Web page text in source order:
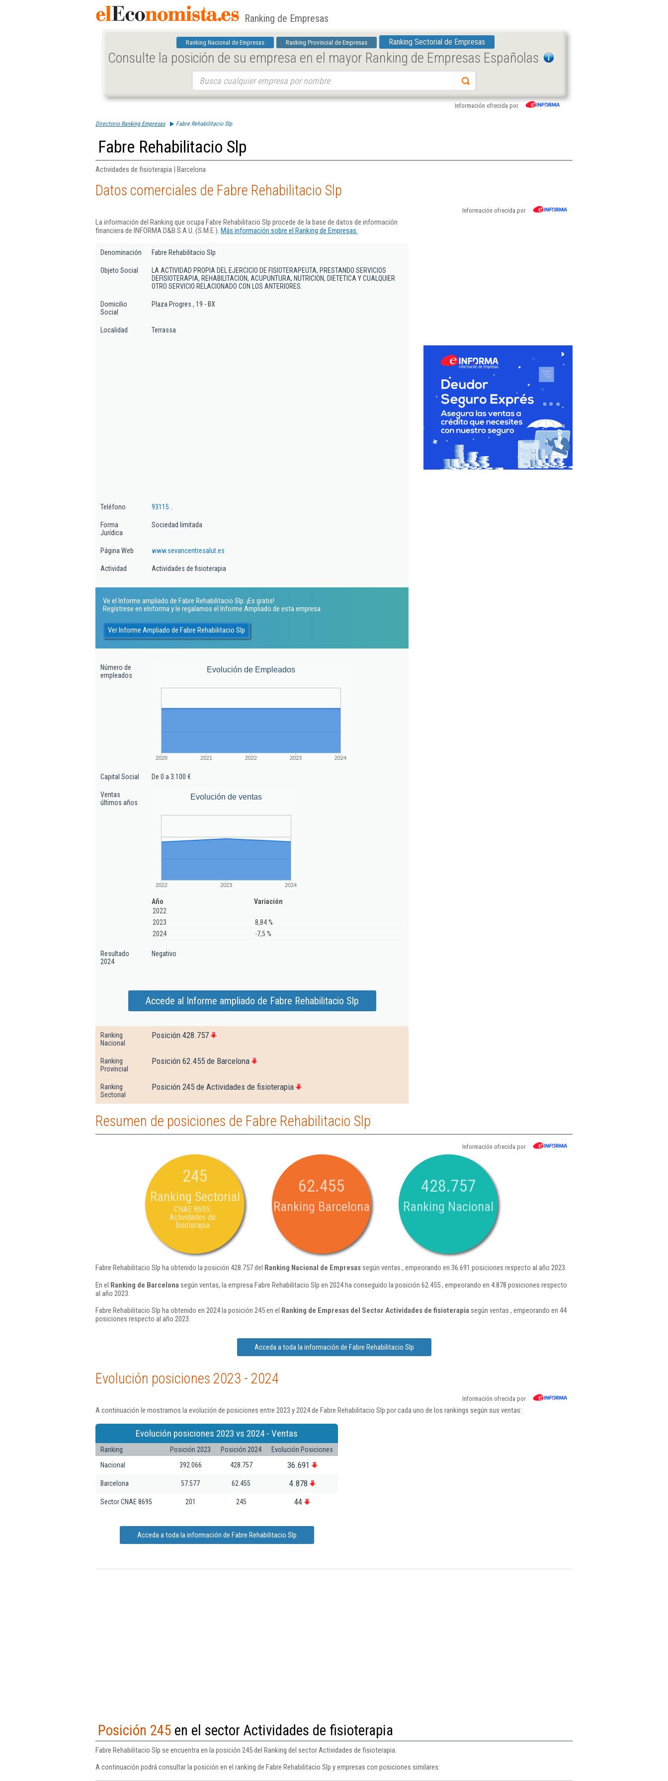
Ranking de Empresas
Ranking Nacional de Empresas Ranking Provincial de Empresas Ranking Sectorial de Empresas
Consulte la posición de su empresa en el mayor Ranking de Empresas Españolas
Información ofrecida por
Directorio Ranking Empresas Fabre Rehabilitacio Slp
Fabre Rehabilitacio Slp
Actividades de fisioterapia | Barcelona
Datos comerciales de Fabre Rehabilitacio Slp
Información ofrecida por
La información del Ranking que ocupa Fabre Rehabilitacio Slp procede de la base de datos de información
financiera de INFORMA D&B S.A.U. (S.M.E.). Más información sobre el Ranking de Empresas.
Denominación Fabre Rehabilitacio Slp
Objeto Social
LA ACTIVIDAD PROPIA DEL EJERCICIO DE FISIOTERAPEUTA, PRESTANDO SERVICIOS
DEFISIOTERAPIA, REHABILITACION, ACUPUNTURA, NUTRICION, DIETETICA Y CUALQUIER
OTRO SERVICIO RELACIONADO CON LOS ANTERIORES.
Domicilio
Social
Plaza Progres , 19 - BX
Localidad Terrassa
Teléfono 93115...
Forma
Jurídica
Sociedad limitada
Página Web www.sevancentresalut.es
Actividad Actividades de fisioterapia
Ve el Informe ampliado de Fabre Rehabilitacio Slp. ¡Es gratis!
Regístrese en eInforma y le regalamos el Informe Ampliado de esta empresa
Ver Informe Ampliado de Fabre Rehabilitacio Slp
Número de
empleados
Evolución de Empleados
2020 2021 2022 2023 2024
Capital Social De 0 a 3.100 €
Ventas
últimos años
Evolución de ventas
2022 2023 2024
Año
Variación
2022
2023
8,84 %
2024
-7,5 %
Resultado
2024
Negativo
Accede al Informe ampliado de Fabre Rehabilitacio Slp
Ranking
Nacional
Posición 428.757
Ranking
Provincial
Posición 62.455 de Barcelona
Ranking
Sectorial
Posición 245 de Actividades de fisioterapia
Resumen de posiciones de Fabre Rehabilitacio Slp
Información ofrecida por
245
Ranking Sectorial
CNAE 8695:
Actividades de
fisioterapia
62.455
Ranking Barcelona
428.757
Ranking Nacional
Fabre Rehabilitacio Slp ha obtenido la posición 428.757 del Ranking Nacional de Empresassegún ventas , empeorando en 36.691 posiciones respecto al año 2023.
En el Ranking de Barcelona según ventas, la empresa Fabre Rehabilitacio Slp en 2024 ha conseguido la posición 62.455 , empeorando en 4.878 posiciones respecto
al año 2023.
Fabre Rehabilitacio Slp ha obtenido en 2024 la posición 245 en el Ranking de Empresas del Sector Actividades de fisioterapiasegún ventas , empeorando en 44
posiciones respecto al año 2023.
Acceda a toda la información de Fabre Rehabilitacio Slp
Evolución posiciones 2023 - 2024
Información ofrecida por
A continuación le mostramos la evolución de posiciones entre 2023 y 2024 de Fabre Rehabilitacio Slp por cada uno de los rankings según sus ventas:
Evolución posiciones 2023 vs 2024 - Ventas
Ranking Posición 2023 Posición 2024
Evolución Posiciones
Nacional
392.066 428.757 36.691
Barcelona 57.577 62.455 4.878
Sector CNAE 8695 201 245 44
Acceda a toda la información de Fabre Rehabilitacio Slp
Posición 245 en el sector Actividades de fisioterapia
Fabre Rehabilitacio Slp se encuentra en la posición 245 del Ranking del sector Actividades de fisioterapia.
A continuación podrá consultar la posición en el ranking de Fabre Rehabilitacio Slp y empresas con posiciones similares: